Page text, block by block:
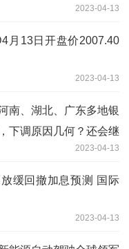
2023-04-13
月13日开盘价2007.40
2023-04-13
南、湖北、广东多地银
下调原因几何？还会继
2023-04-13
缓回撤加息预测 国际
2023-04-13